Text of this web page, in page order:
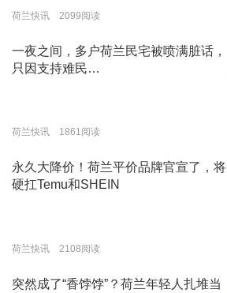
荷兰快讯 2099阅读
一夜之间，多户荷兰民宅被喷满脏话，
只因支持难民…
荷兰快讯 1861阅读
永久大降价！荷兰平价品牌官宣了，将
硬扛Temu和SHEIN
荷兰快讯 2108阅读
突然成了“香饽饽”？荷兰年轻人扎堆当